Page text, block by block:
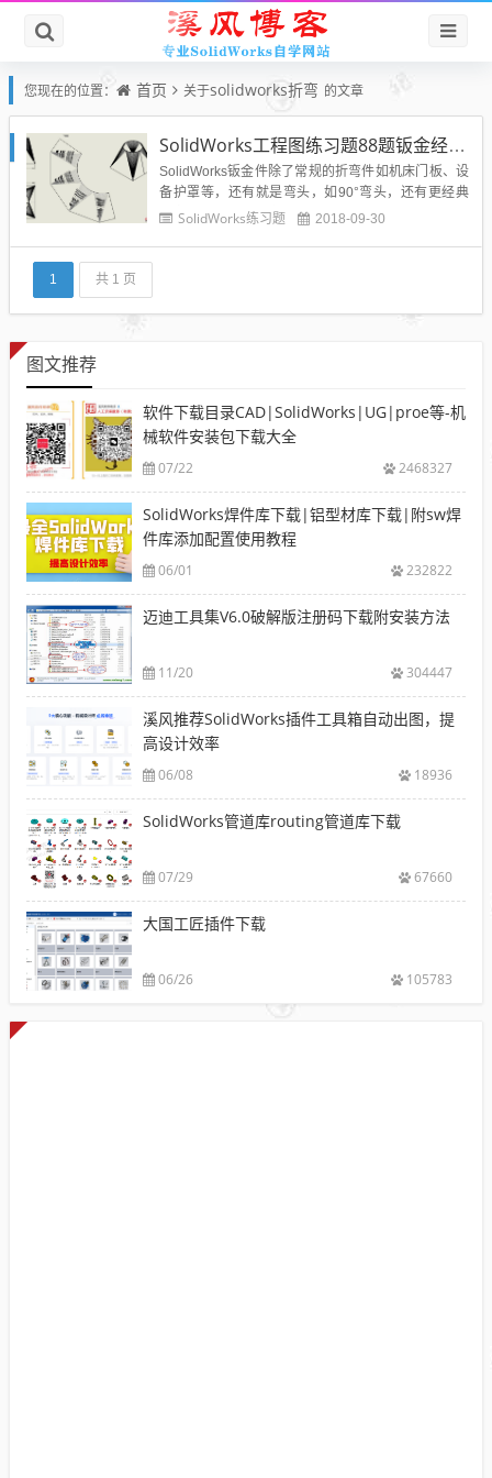
您现在的位置： 首页 关于solidworks折弯 的文章
SolidWorks工程图练习题88题钣金经典天圆地方出图练习题
SolidWorks钣金件除了常规的折弯件如机床门板、设
备护罩等，还有就是弯头，如90°弯头，还有更经典
的实例就是天圆地方件的出图了，很多公司都需要天
SolidWorks练习题 2018-09-30
1 共 1 页
图文推荐
软件下载目录CAD|SolidWorks|UG|proe等-机
械软件安装包下载大全
07/22 2468327
SolidWorks焊件库下载|铝型材库下载|附sw焊
件库添加配置使用教程
06/01 232822
迈迪工具集V6.0破解版注册码下载附安装方法
11/20 304447
溪风推荐SolidWorks插件工具箱自动出图，提
高设计效率
06/08 18936
SolidWorks管道库routing管道库下载
07/29 67660
大国工匠插件下载
06/26 105783